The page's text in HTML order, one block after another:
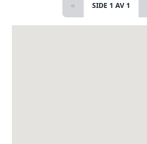
« SIDE 1 AV 1